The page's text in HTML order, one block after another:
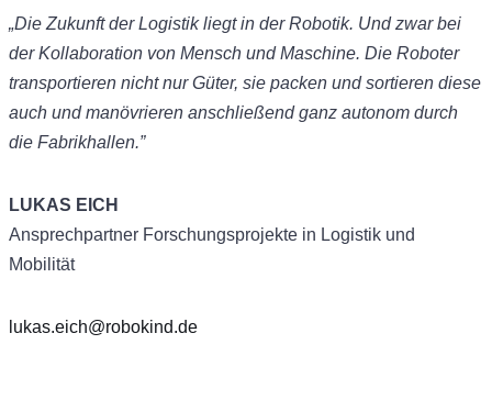
„Die Zukunft der Logistik liegt in der Robotik. Und zwar bei
der Kollaboration von Mensch und Maschine. Die Roboter
transportieren nicht nur Güter, sie packen und sortieren diese
auch und manövrieren anschließend ganz autonom durch
die Fabrikhallen.”
LUKAS EICH
Ansprechpartner Forschungsprojekte in Logistik und
Mobilität
lukas.eich@robokind.de